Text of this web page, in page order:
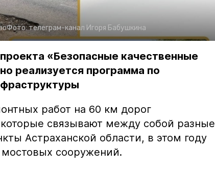
Фото:телеграм-канал Игоря Бабушкина
«Безопасные качественные
реализуется программа по
работ на 60 км дорог
которые связывают между собой разные
Астраханской области, в этом году
мостовых сооружений.